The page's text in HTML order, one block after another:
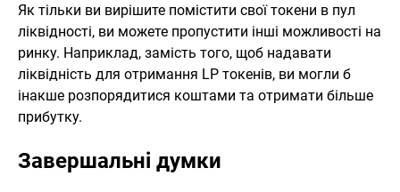
Як тільки ви вирішите помістити свої токени в пул
ліквідності, ви можете пропустити інші можливості на
ринку. Наприклад, замість того, щоб надавати
ліквідність для отримання LP токенів, ви могли б
інакше розпорядитися коштами та отримати більше
прибутку.
Завершальні думки